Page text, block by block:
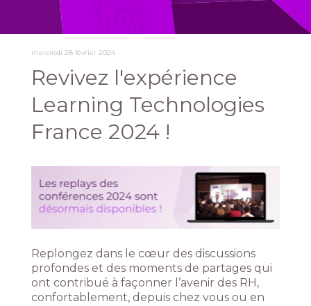
mercredi 28 février 2024
Revivez l'expérience
Learning Technologies
France 2024 !
Replongez dans le cœur des discussions
profondes et des moments de partages qui
ont contribué à façonner l’avenir des RH,
confortablement, depuis chez vous ou en